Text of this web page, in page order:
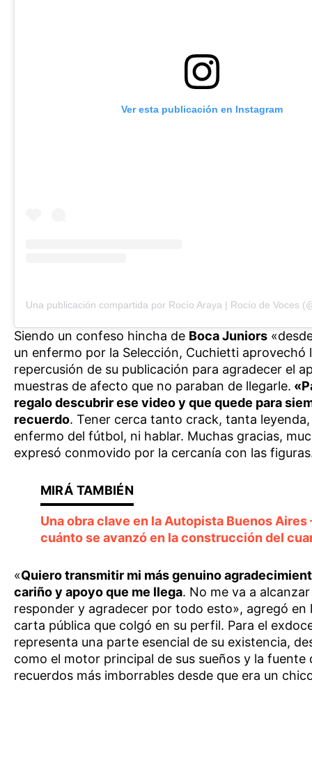
Ver esta publicación en Instagram
Una publicación compartida por Rocío Araya | Rocío de Voces
Siendo un confeso hincha de Boca Juniors
un enfermo por la Selección, Cuchietti aprovechó
repercusión de su publicación para agradecer el
muestras de afecto que no paraban de llegarle.
regalo descubrir ese video y que quede para
recuerdo. Tener cerca tanto crack, tanta
enfermo del fútbol, ni hablar. Muchas gracias,
expresó conmovido por la cercanía con las
Una obra clave en la Autopista Buenos Aires
cuánto se avanzó en la construcción del
«Quiero transmitir mi más genuino
cariño y apoyo que me llega. No me va a
responder y agradecer por todo esto», agregó en
carta pública que colgó en su perfil. Para el
representa una parte esencial de su existencia,
como el motor principal de sus sueños y la fuente
recuerdos más imborrables desde que era un